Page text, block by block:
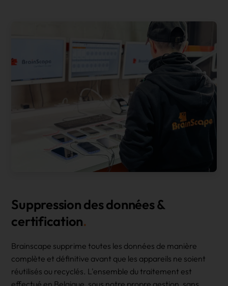
Suppression des données &
certification
Brainscape supprime toutes les données de manière
complète et définitive avant que les appareils ne soient
réutilisés ou recyclés. L'ensemble du traitement est
effectué en Belgique, sous notre propre gestion, sans